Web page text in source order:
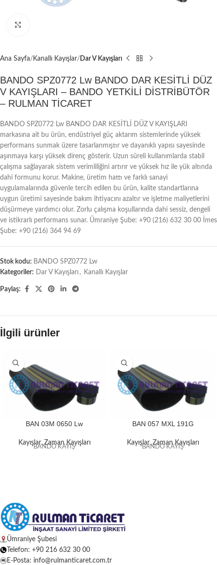
Ana Sayfa Kanallı Kayışlar Dar V Kayışları
BANDO SPZ0772 Lw BANDO DAR KESİTLİ DÜZ
V KAYIŞLARI – BANDO YETKİLİ DİSTRİBÜTÖR
– RULMAN TİCARET
BANDO SPZ0772 Lw BANDO DAR KESİTLİ DÜZ V KAYIŞLARI
markasına ait bu ürün, endüstriyel güç aktarım sistemlerinde yüksek
performans sunmak üzere tasarlanmıştır ve dayanıklı yapısı sayesinde
aşınmaya karşı yüksek direnç gösterir. Uzun süreli kullanımlarda stabil
çalışma sağlayarak sistem verimliliğini artırır ve yüksek hız ile yük altında
dahi formunu korur. Makine, üretim hattı ve farklı sanayi
uygulamalarında güvenle tercih edilen bu ürün, kalite standartlarına
uygun üretimi sayesinde bakım ihtiyacını azaltır ve işletme maliyetlerini
düşürmeye yardımcı olur. Zorlu çalışma koşullarında dahi sessiz, dengeli
ve istikrarlı performans sunar. Ümraniye Şube: +90 (216) 632 30 00 İmes
Şube: +90 (216) 364 94 69
Stok kodu: BANDO SPZ0772 Lw
Kategoriler:
Dar V Kayışları , Kanallı Kayışlar
Paylaş:
İlgili ürünler
BAN 03M 0650 Lw
Kayışlar,Zaman Kayışları
BANDO KAYIŞ
BAN 057 MXL 191G
Kayışlar,Zaman Kayışları
BANDO KAYIŞ
Ümraniye Şubesi
Telefon: +90 216 632 30 00
E-Posta: info@rulmanticaret.com.tr